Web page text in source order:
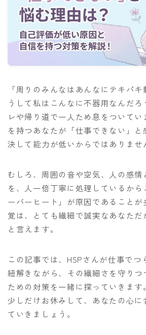
「周りのみんなはあんなにテキパ
うして私はこんなに不器用なんだ
レや帰り道で一人ため息をついてい
を持つあなたが「仕事できない」と
決して能力が低いからではありませ
むしろ、周囲の音や空気、人の感
を、人一倍丁寧に処理しているか
ーバーヒート」が原因であること
覚は、とても繊細で誠実なあなた
と言えます。
この記事では、HSPさんが仕事でつ
紐解きながら、その繊細さを守りつ
ための対策を一緒に探っていきます
少しだけお休みして、あなたの心に
ていきましょう。